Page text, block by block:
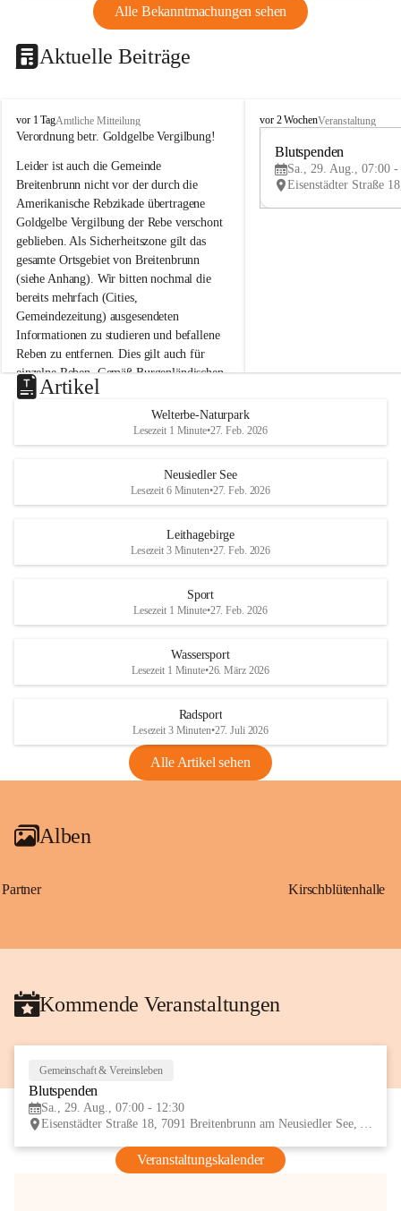
Alle Bekanntmachungen sehen
Aktuelle Beiträge
B
r
i
t
e
n
b
r
u
n
n
a
m
N
e
u
s
d
S
vor 1 TagAmtliche Mitteilung
Verordnung betr. Goldgelbe Vergilbung!
Leider ist auch die Gemeinde
Breitenbrunn nicht vor der durch die
Amerikanische Rebzikade übertragene
Goldgelbe Vergilbung der Rebe verschont
geblieben. Als Sicherheitszone gilt das
gesamte Ortsgebiet von Breitenbrunn
(siehe Anhang). Wir bitten nochmal die
bereits mehrfach (Cities,
Gemeindezeitung) ausgesendeten
Informationen zu studieren und befallene
Reben zu entfernen. Dies gilt auch für
einzelne Reben. Gemäß Burgenländischen
Weinbaugesetz sind nicht gepflegte oder
unzulässige Weingärten zu roden! Bitte
helfen wir zusammen um unsere Winzer
vor den prognostizierten Ernteausfällen
und den daraus folgenden wirtschaftlichen
Maßnahmen zur Bekämpfung
Rebe und der Amerikanischen
Anhang VBl. EU Nr. 18
1 Seite•1,4 MB
VBl. EU Nr. 18_2026
B
e
u
e
d
r
S
vor 2 WochenVeranstaltung
Blutspenden
Sa., 29. Aug., 07:00 -
Artikel
Welterbe-Naturpark
Lesezeit 1 Minute•27. Feb. 2026
Neusiedler See
Lesezeit 6 Minuten•27. Feb. 2026
Leithagebirge
Lesezeit 3 Minuten•27. Feb. 2026
Sport
Lesezeit 1 Minute•27. Feb. 2026
Wassersport
Lesezeit 1 Minute•26. März 2026
Radsport
Lesezeit 3 Minuten•27. Juli 2026
Alle Artikel sehen
Alben
Partner Kirschblütenhalle
Kommende Veranstaltungen
Gemeinschaft & Vereinsleben
Blutspenden
Sa., 29. Aug., 07:00 - 12:30
Eisenstädter Straße 18, 7091 Breitenbrunn am Neusiedler See, AUT
Veranstaltungskalender